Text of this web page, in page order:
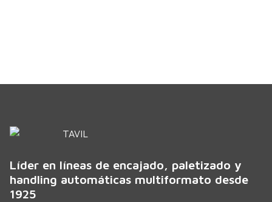
Líder en líneas de encajado, paletizado y
handling automáticas multiformato desde
1925